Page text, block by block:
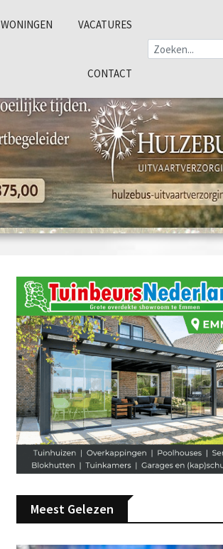
WONINGEN VACATURES
CONTACT
Meest Gelezen